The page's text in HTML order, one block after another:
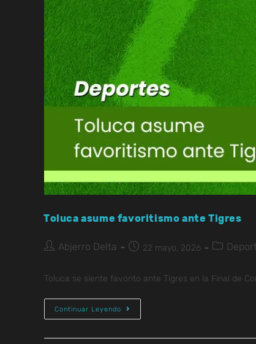
Toluca asume favoritismo ante Tigres
Abjerro Delta 22 mayo, 2026
Toluca se siente favorito ante Tigres en la Final de
Continuar Leyendo